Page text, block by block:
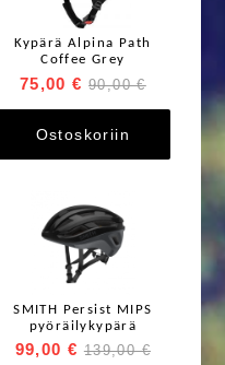
Kypärä Alpina Path
Coffee Grey
75,00 € 90,00 €
Ostoskoriin
SMITH Persist MIPS
pyöräilykypärä
99,00 € 139,00 €